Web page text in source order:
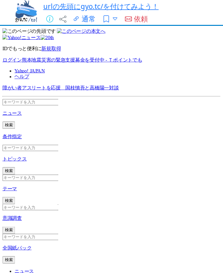
urlの先頭にgyo.tc/を付けてみよう！
通常
依頼